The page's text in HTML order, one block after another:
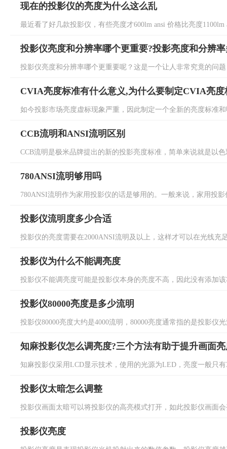
现在的投影仪的亮度为什么这么乱
最近看了好几款投影仪，有些亮度才600lm ansi 价格比亮度
投影仪亮度和分辨率哪个更重要?投影亮度和分辨
投影仪亮度和分辨率哪个更重要呢？这是一个让人非常究竟的问
CVIA亮度标准有什么意义,为什么要制定CVIA亮度
如今投影市场亮度虚标现象严重，因此制定一个全新的亮度标准
CCB流明和ANSI流明区别
CCB流明是极米品牌提出的新的投影亮度标准，简单来说就是以
780ANSI流明够用吗
780ANSI流明作为家用投影仪的话是够用的。一般来说，家用投
投影仪流明度多少合适
投影仪的亮度需要在2000ANSI流明及以上，这样才可以在光线充
投影仪为什么不能调亮度
投影仪不能调亮度可能是投影仪本身的亮度不高，因此没有添加
投影仪80000亮度是多少流明
投影仪80000亮度大约是4000流明，80000亮度通常指的是投影仪
知麻投影仪怎么调亮度?三个方法有助于提升画面
知麻投影仪采用LCD显示技术，使用的光源为LED，亮度一般只
投影仪太暗怎么调整
投影仪画面太暗可以将投影仪的高亮模式打开，如此投影仪画面
投影仪亮度